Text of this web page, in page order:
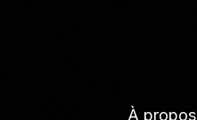
À propos